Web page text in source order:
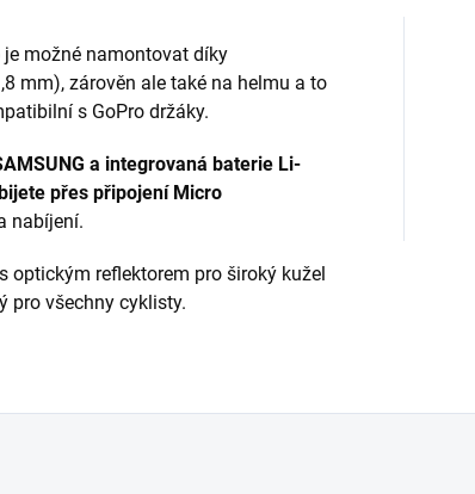
je možné namontovat díky
mm), zárověn ale také na helmu a to
s GoPro držáky.
a integrovaná baterie Li-
přes připojení Micro
nabíjení.
optickým reflektorem pro široký kužel
pro všechny cyklisty.